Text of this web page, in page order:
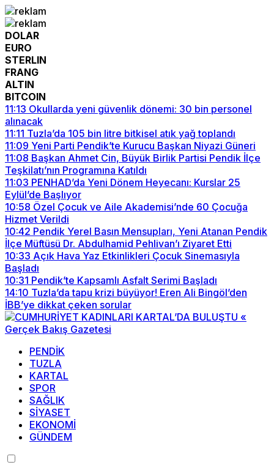
DOLAR
EURO
STERLIN
FRANG
ALTIN
BITCOIN
11:13 Okullarda yeni güvenlik dönemi: 30 bin personel
alınacak
11:11 Tuzla’da 105 bin litre bitkisel atık yağ toplandı
11:09 Yeni Parti Pendik’te Kurucu Başkan Niyazi Güneri
11:08 Başkan Ahmet Cin, Büyük Birlik Partisi Pendik İlçe
Teşkilatı’nın Programına Katıldı
11:03 PENHAD’da Yeni Dönem Heyecanı: Kurslar 25
Eylül’de Başlıyor
10:58 Özel Çocuk ve Aile Akademisi’nde 60 Çocuğa
Hizmet Verildi
10:42 Pendik Yerel Basın Mensupları, Yeni Atanan Pendik
İlçe Müftüsü Dr. Abdulhamid Pehlivan’ı Ziyaret Etti
10:33 Açık Hava Yaz Etkinlikleri Çocuk Sinemasıyla
Başladı
10:31 Pendik’te Kapsamlı Asfalt Serimi Başladı
14:10 Tuzla’da tapu krizi büyüyor! Eren Ali Bingöl’den
İBB’ye dikkat çeken sorular
PENDİK
TUZLA
KARTAL
SPOR
SAĞLIK
SİYASET
EKONOMİ
GÜNDEM